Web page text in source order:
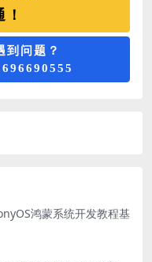
到问题？
鸿蒙系统开发教程基